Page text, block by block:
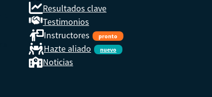
Resultados clave
Testimonios
Instructores
pronto
Hazte aliado nuevo
Noticias